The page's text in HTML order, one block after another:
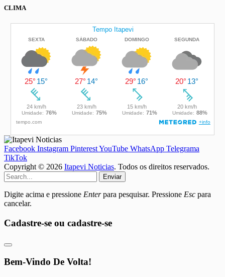
CLIMA
Facebook Instagram PinterestYouTube WhatsApp Telegrama
TikTok
Copyright © 2026 Itapevi Noticias. Todos os direitos reservados.
Enviar
Digite acima e pressione Enterpara pesquisar. Pressione Esc para
cancelar.
Cadastre-se ou cadastre-se
Bem-Vindo De Volta!